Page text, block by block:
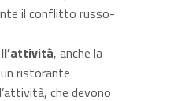
il conflitto russo-
, anche la
ristorante
che devono